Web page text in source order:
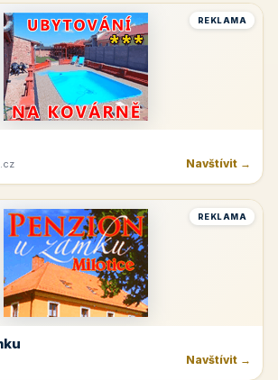
REKLAMA
Navštívit →
REKLAMA
Navštívit →